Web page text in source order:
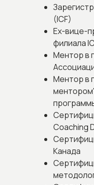
(ICF)
Ex-вице-
филиала
Ментор в
Ментор в
Coaching
Канада